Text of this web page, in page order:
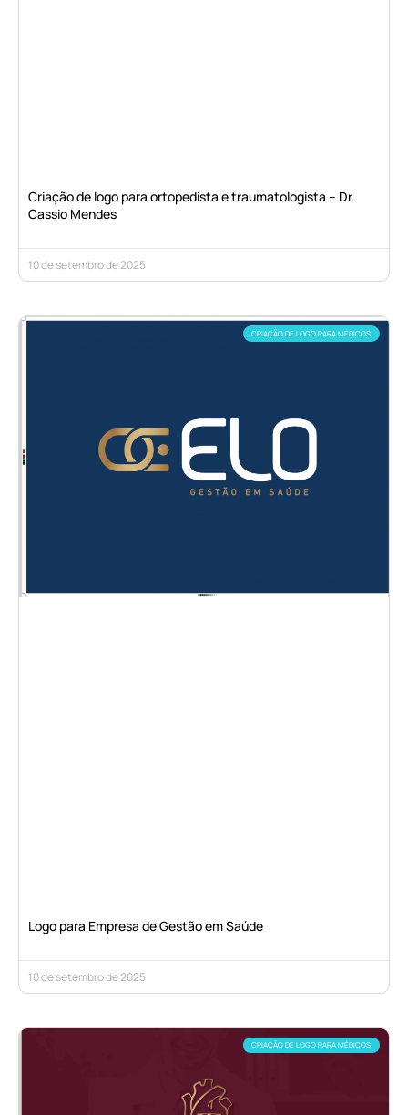
Criação de logo para ortopedista e traumatologista – Dr.
Cassio Mendes
10 de setembro de 2025
CRIAÇÃO DE LOGO PARA MÉDICOS
Logo para Empresa de Gestão em Saúde
10 de setembro de 2025
CRIAÇÃO DE LOGO PARA MÉDICOS